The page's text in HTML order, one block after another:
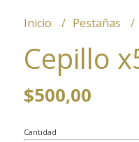
Inicio Pestañas
Cepillo
$500,00
Cantidad